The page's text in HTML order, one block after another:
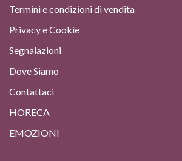
Termini e condizioni di vendita
Privacy e Cookie
Segnalazioni
Dove Siamo
Contattaci
HORECA
EMOZIONI